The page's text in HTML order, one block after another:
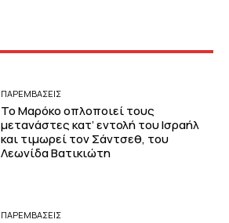
ΠΑΡΕΜΒΑΣΕΙΣ
Το Μαρόκο οπλοποιεί τους
μετανάστες κατ’ εντολή του Ισραήλ
και τιμωρεί τον Σάντσεθ, του
Λεωνίδα Βατικιώτη
ΠΑΡΕΜΒΑΣΕΙΣ